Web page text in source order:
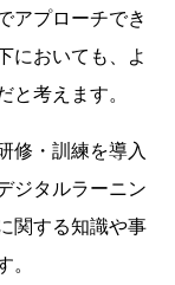
アプローチでき
においても、よ
と考えます。
修・訓練を導入
ジタルラーニン
関する知識や事
。